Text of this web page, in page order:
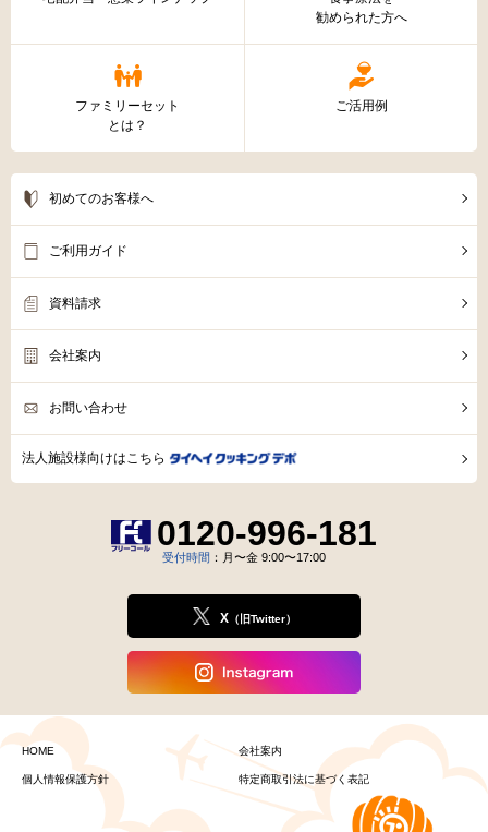
勧められた方へ
ファミリーセット
とは？
ご活用例
初めてのお客様へ
ご利用ガイド
資料請求
会社案内
お問い合わせ
法人施設様向けはこちら
0120-996-181
受付時間 ：月〜金 9:00〜17:00
X（旧Twitter）
HOME 会社案内
個人情報保護方針 特定商取引法に基づく表記